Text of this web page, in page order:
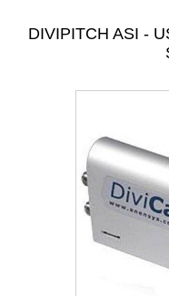
DIVIPITCH ASI -